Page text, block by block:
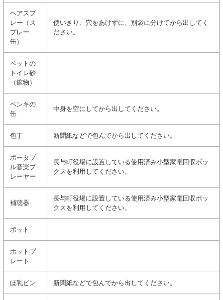
ヘアスプ
レー（ス
プレー
缶）
使いきり、穴をあけずに、別袋に分けてから出してく
ださい。
ペットの
トイレ砂
（鉱物）
ペンキの
缶
中身を空にしてから出してください。
包丁 新聞紙などで包んでから出してください。
ポータブ
ル音楽プ
レーヤー
長与町役場に設置している使用済み小型家電回収ボッ
クスを利用してください。
補聴器
長与町役場に設置している使用済み小型家電回収ボッ
クスを利用してください。
ポット
ホットプ
レート
ほ乳ビン 新聞紙などで包んでから出してください。